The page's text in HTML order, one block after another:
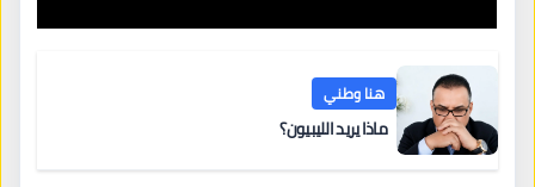
هنا وطني
ماذا يريد الليبيون؟